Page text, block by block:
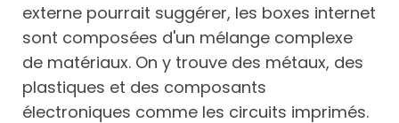
externe pourrait suggérer, les boxes internet
sont composées d'un mélange complexe
de matériaux. On y trouve des métaux, des
plastiques et des composants
électroniques comme les circuits imprimés.